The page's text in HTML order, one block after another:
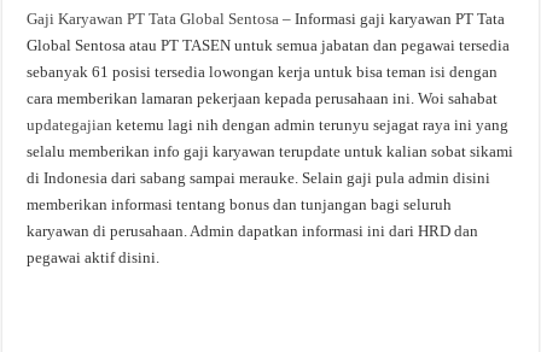
Gaji Karyawan PT Tata Global Sentosa – Informasi gaji karyawan PT Tata
Global Sentosa atau PT TASEN untuk semua jabatan dan pegawai tersedia
sebanyak 61 posisi tersedia lowongan kerja untuk bisa teman isi dengan
cara memberikan lamaran pekerjaan kepada perusahaan ini. Woi sahabat
updategajian ketemu lagi nih dengan admin terunyu sejagat raya ini yang
selalu memberikan info gaji karyawan terupdate untuk kalian sobat sikami
di Indonesia dari sabang sampai merauke. Selain gaji pula admin disini
memberikan informasi tentang bonus dan tunjangan bagi seluruh
karyawan di perusahaan. Admin dapatkan informasi ini dari HRD dan
pegawai aktif disini.